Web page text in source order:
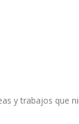
y trabajos que